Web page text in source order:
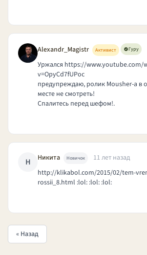
Alexandr_Magistr Активист Гуру
Уржался https://www.youtube.com/
v=OpyCd7fUPoc
предупреждаю, ролик Моusher-а в
месте не смотреть!
Спалитесь перед шефом!.
Н Никита Новичок
11 лет назад
http://klikabol.com/2015/02/tem-
rossii_8.html :lol: :lol: :lol:
« Назад